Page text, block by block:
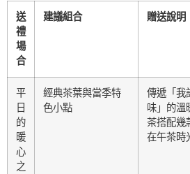
送
禮
場
合
建議組合 贈送說明
平
日
的
暖
心
之
經典茶葉與當季特
色小點
傳遞「我
味」的溫
茶搭配幾
在午茶時